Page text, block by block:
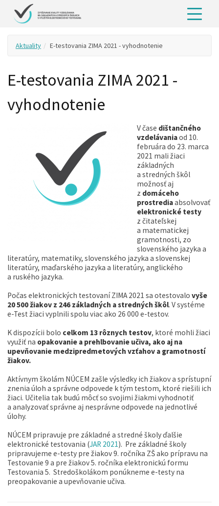
Aktuality E-testovania ZIMA 2021 - vyhodnotenie
E-testovania ZIMA 2021 -
vyhodnotenie
V čase dištančného
vzdelávaniaod 10.
februára do 23. marca
2021 mali žiaci
základných
a stredných škôl
možnosť aj
z domáceho
prostrediaabsolvovať
elektronické testy
z čitateľskej
a matematickej
gramotnosti, zo
slovenského jazyka a
literatúry, matematiky, slovenského jazyka a slovenskej
literatúry, maďarského jazyka a literatúry, anglického
a ruského jazyka.
Počas elektronických testovaní ZIMA 2021 sa otestovalo vyše
20 500 žiakov z 246 základných a stredných škôl. V systéme
e-Test žiaci vyplnili spolu viac ako 26 000 e-testov.
K dispozícii bolo celkom 13 rôznych testov, ktoré mohli žiaci
využiť na opakovanie a prehlbovanie učiva, ako aj na
upevňovanie medzipredmetových vzťahov a gramotností
žiakov.
Aktívnym školám NÚCEM zašle výsledky ich žiakov a sprístupní
znenia úloh a správne odpovede k tým testom, ktoré riešili ich
žiaci. Učitelia tak budú môcť so svojimi žiakmi vyhodnotiť
a analyzovať správne aj nesprávne odpovede na jednotlivé
úlohy.
NÚCEM pripravuje pre základné a stredné školy ďalšie
elektronické testovania (JAR 2021). Pre základné školy
pripravujeme e-testy pre žiakov 9. ročníka ZŠ ako prípravu na
Testovanie 9 a pre žiakov 5. ročníka elektronickú formu
Testovania 5. Stredoškolákom ponúkneme e-testy na
preopakovanie a upevňovanie učiva.